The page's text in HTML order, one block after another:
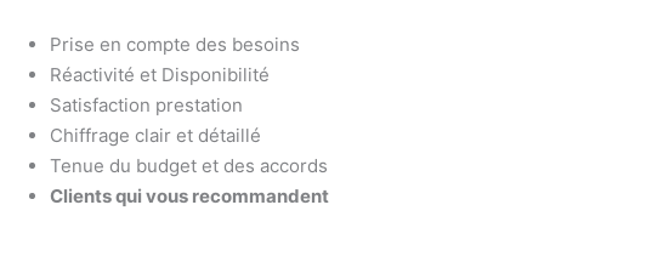
Prise en compte des besoins
Réactivité et Disponibilité
Satisfaction prestation
Chiffrage clair et détaillé
Tenue du budget et des accords
Clients qui vous recommandent